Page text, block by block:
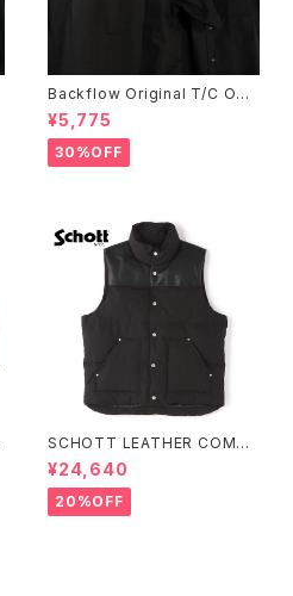
Backflow Original T/C Ope
n Collar S/S Work Shirt
¥5,775
30%OFF
SCHOTT LEATHER COMBI
DOWN VEST
¥24,640
20%OFF